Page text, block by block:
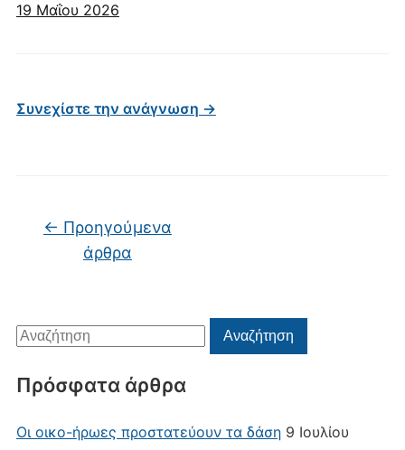
Αναζήτηση
για:
Αναζήτηση
Πρόσφατα άρθρα
Οι οικο-ήρωες προστατεύουν τα δάση 9 Ιουλίου
19 Μαΐου 2026
Συνεχίστε την ανάγνωση →
Πλοήγηση άρθρων
← Προηγούμενα
άρθρα